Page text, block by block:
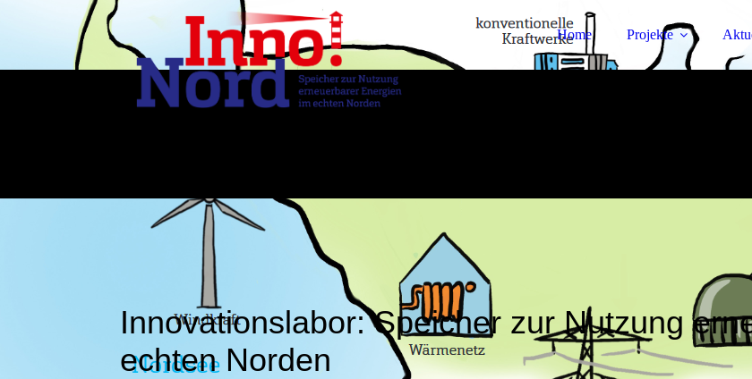
Home Projekte
Innovationslabor: Speicher zur Nutzung
echten Norden